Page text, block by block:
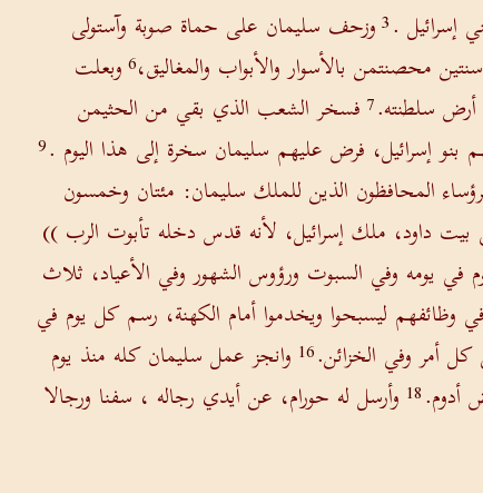
إسرائيل .3وزحف سليمان على حماة صوبة وآستولى
محصنتمن بالأسوار والأبواب والمغاليق،6وبعلت
سلطنته.7 فسخر الشعب الذي بقي من الحثيمن
إسرائيل، فرض عليهم سليمان سخرة إلى هذا اليوم .9
المحافظون الذين للملك سليمان: مئتان وخمسون
بيت داود، ملك إسرائيل، لأنه قدس دخله تأبوت الرب ))
يومه وفي السبوت ورؤوس الشهور وفي الأعياد، ثلاث
وظائفهم ليسبحوا ويخدموا أمام الكهنة، رسم كل يوم في
أمر وفي الخزائن.16 وانجز عمل سليمان كله منذ يوم
أدوم.18 وأرسل له حورام، عن أيدي رجاله ، سفنا ورجالا